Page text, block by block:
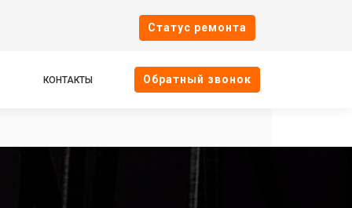
Cтатус ремонта
КОНТАКТЫ Oбратный звонок